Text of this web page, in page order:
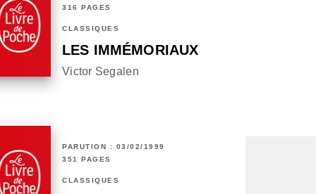
316 PAGES
CLASSIQUES
LES IMMÉMORIAUX
Victor Segalen
PARUTION : 03/02/1999
351 PAGES
CLASSIQUES